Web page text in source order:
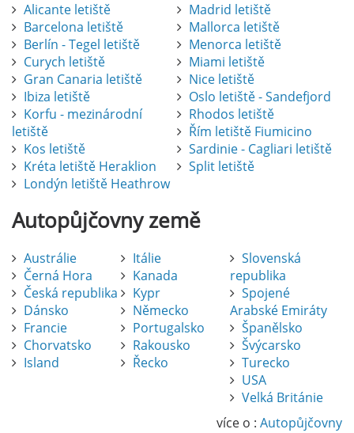
Alicante letiště
Barcelona letiště
Berlín - Tegel letiště
Curych letiště
Gran Canaria letiště
Ibiza letiště
Korfu - mezinárodní
letiště
Kos letiště
Kréta letiště Heraklion
Londýn letiště Heathrow
Madrid letiště
Mallorca letiště
Menorca letiště
Miami letiště
Nice letiště
Oslo letiště - Sandefjord
Rhodos letiště
Řím letiště Fiumicino
Sardinie - Cagliari letiště
Split letiště
Autopůjčovnyzemě
Austrálie
Černá Hora
Česká republika
Dánsko
Francie
Chorvatsko
Island
Itálie
Kanada
Kypr
Německo
Portugalsko
Rakousko
Řecko
Slovenská
republika
Spojené
Arabské Emiráty
Španělsko
Švýcarsko
Turecko
USA
Velká Británie
více o : Autopůjčovny
Pronájem auta na letišti Alicante
Půjčení auta na letišti v Alicante je výborný
způsob, jak pohodlně objevovat město i jeho